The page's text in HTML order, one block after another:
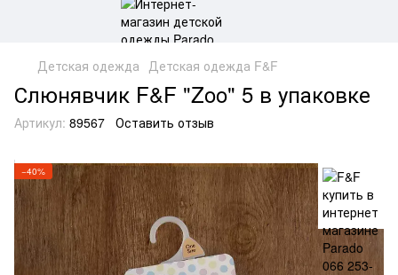
Детская одежда Детская одежда F&F
Слюнявчик F&F "Zoo" 5 в упаковке
Артикул: 89567 Оставить отзыв
−40%